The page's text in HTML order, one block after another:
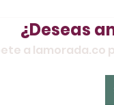
¿Deseas
a lamorada.co